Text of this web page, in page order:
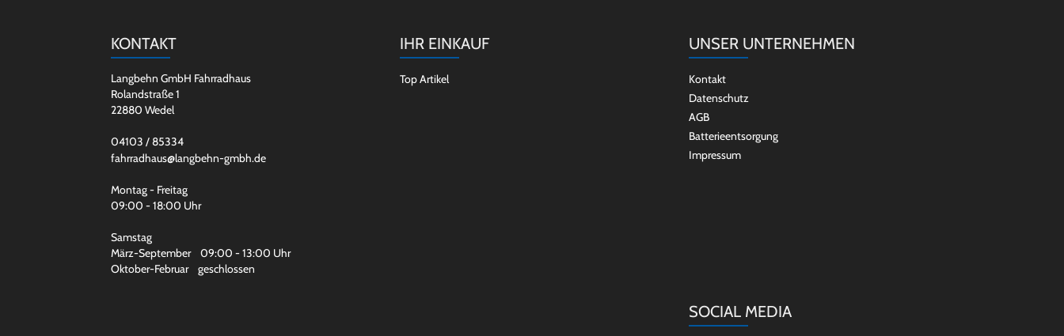
KONTAKT
Langbehn GmbH Fahrradhaus
Rolandstraße 1
22880 Wedel
04103 / 85334
fahrradhaus@langbehn-gmbh.de
Montag - Freitag
09:00 - 18:00 Uhr
Samstag
März-September 09:00 - 13:00 Uhr
Oktober-Februar geschlossen
IHR EINKAUF
Top Artikel
UNSER UNTERNEHMEN
Kontakt
Datenschutz
AGB
Batterieentsorgung
Impressum
SOCIAL MEDIA